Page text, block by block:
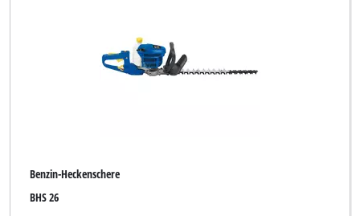
Benzin-Heckenschere
BHS 26